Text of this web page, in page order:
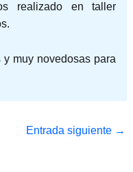
realizado en taller
muy novedosas para
Entrada siguiente →